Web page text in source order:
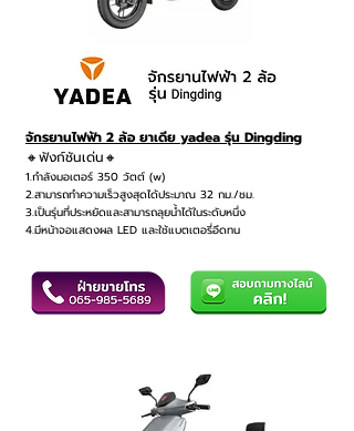
จักรยานไฟฟ้า 2 ล้อ ยาเดีย yadea รุ่น Dingding
🔸ฟังก์ชันเด่น🔸
1.กำลังมอเตอร์ 350 วัตต์ (w)
2.สามารถทำความเร็วสูงสุดได้ประมาณ 32 กม./ชม.
3.เป็นรุ่นที่ประหยัดและสามารถลุยน้ำได้ในระดับหนึ่ง
4.มีหน้าจอแสดงผล LED และใช้แบตเตอรี่อึดทน